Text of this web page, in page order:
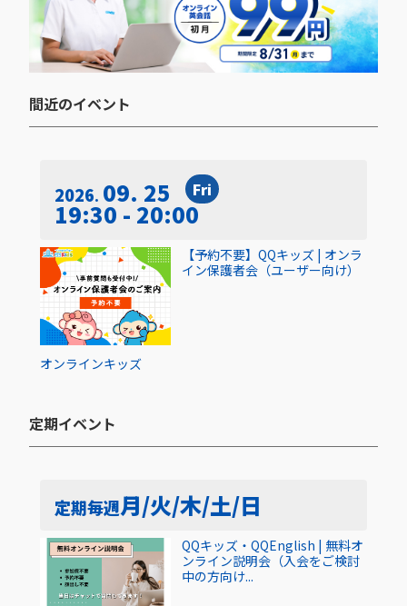
間近のイベント​
2026 09. 25 Fri
19:30 - 20:00
オンラインキッズ
【予約不要】QQキッズ | オンラ
イン保護者会（ユーザー向け）
定期イベント​
定期毎週月/火/木/土/日
QQキッズ・QQEnglish | 無料オ
ンライン説明会（入会をご検討
中の方向け...